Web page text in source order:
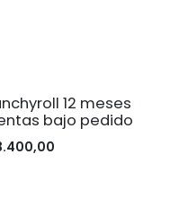
12 meses
bajo pedido